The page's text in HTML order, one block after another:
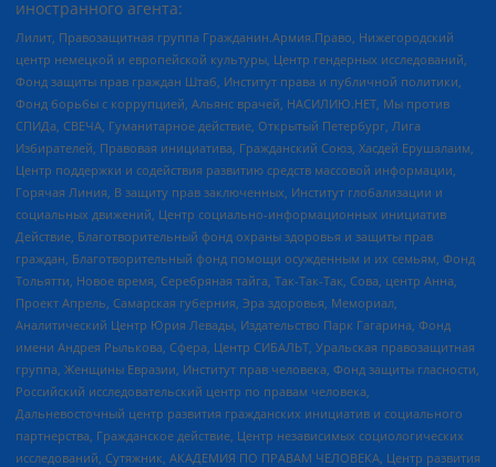
иностранного агента:
Лилит, Правозащитная группа Гражданин.Армия.Право, Нижегородский
центр немецкой и европейской культуры, Центр гендерных исследований,
Фонд защиты прав граждан Штаб, Институт права и публичной политики,
Фонд борьбы с коррупцией, Альянс врачей, НАСИЛИЮ.НЕТ, Мы против
СПИДа, СВЕЧА, Гуманитарное действие, Открытый Петербург, Лига
Избирателей, Правовая инициатива, Гражданский Союз, Хасдей Ерушалаим,
Центр поддержки и содействия развитию средств массовой информации,
Горячая Линия, В защиту прав заключенных, Институт глобализации и
социальных движений, Центр социально-информационных инициатив
Действие, Благотворительный фонд охраны здоровья и защиты прав
граждан, Благотворительный фонд помощи осужденным и их семьям, Фонд
Тольятти, Новое время, Серебряная тайга, Так-Так-Так, Сова, центр Анна,
Проект Апрель, Самарская губерния, Эра здоровья, Мемориал,
Аналитический Центр Юрия Левады, Издательство Парк Гагарина, Фонд
имени Андрея Рылькова, Сфера, Центр СИБАЛЬТ, Уральская правозащитная
группа, Женщины Евразии, Институт прав человека, Фонд защиты гласности,
Российский исследовательский центр по правам человека,
Дальневосточный центр развития гражданских инициатив и социального
партнерства, Гражданское действие, Центр независимых социологических
исследований, Сутяжник, АКАДЕМИЯ ПО ПРАВАМ ЧЕЛОВЕКА, Центр развития